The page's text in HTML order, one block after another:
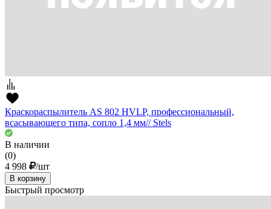
Краскораспылитель AS 802 HVLP, профессиональный,
всасывающего типа, сопло 1,4 мм// Stels
В наличии
(0)
4 998
/шт
В корзину
Быстрый просмотр